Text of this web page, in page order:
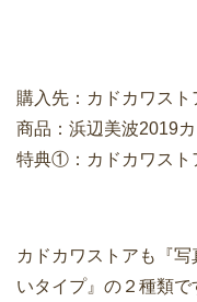
購入先：カドカワスト
商品：浜辺美波2019
特典①：カドカワスト
カドカワストアも『
いタイプ』の２種類で